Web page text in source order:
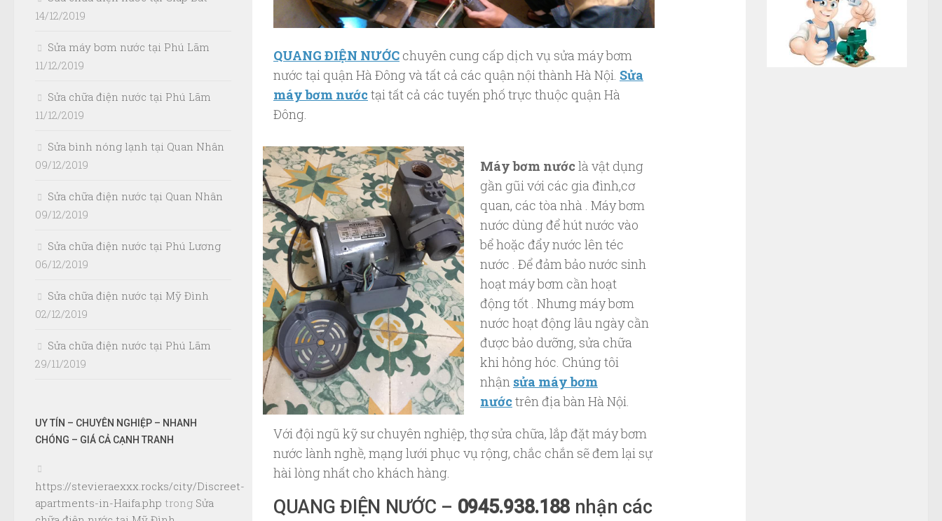
QUANG ĐIỆN NƯỚC chuyên cung cấp dịch vụ sửa máy bơm
nước tại quận Hà Đông và tất cả các quận nội thành Hà Nội. Sửa
máy bơm nước tại tất cả các tuyến phố trực thuộc quận Hà
Đông.
Máy bơm nước là vật dụng
gần gũi với các gia đình,cơ
quan, các tòa nhà . Máy bơm
nước dùng để hút nước vào
bể hoặc đẩy nước lên téc
nước . Để đảm bảo nước sinh
hoạt máy bơm cần hoạt
động tốt . Nhưng máy bơm
nước hoạt động lâu ngày cần
được bảo dưỡng, sửa chữa
khi hỏng hóc. Chúng tôi
nhận sửa máy bơm
nước trên địa bàn Hà Nội.
Với đội ngũ kỹ sư chuyên nghiệp, thợ sửa chữa, lắp đặt máy bơm
nước lành nghề, mạng lưới phục vụ rộng, chắc chắn sẽ đem lại sự
hài lòng nhất cho khách hàng.
QUANG ĐIỆN NƯỚC – 0945.938.188 nhận các
14/12/2019
Sửa máy bơm nước tại Phú Lãm
11/12/2019
Sửa chữa điện nước tại Phú Lãm
11/12/2019
Sửa bình nóng lạnh tại Quan Nhân
09/12/2019
Sửa chữa điện nước tại Quan Nhân
09/12/2019
Sửa chữa điện nước tại Phú Lương
06/12/2019
Sửa chữa điện nước tại Mỹ Đình
02/12/2019
Sửa chữa điện nước tại Phú Lãm
29/11/2019
UY TÍN – CHUYÊN NGHIỆP – NHANH
CHÓNG – GIÁ CẢ CẠNH TRANH
https://stevieraexxx.rocks/city/Discreet-
apartments-in-Haifa.php trong Sửa